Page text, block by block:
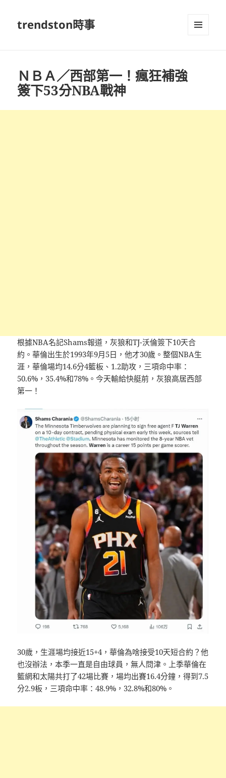
trendston時事
ＮＢＡ／西部第一！瘋狂補強
簽下53分NBA戰神
根據NBA名記Shams報道，灰狼和TJ-沃倫簽下10天合
約。華倫出生於1993年9月5日，他才30歲。整個NBA生
涯，華倫場均14.6分4籃板、1.2助攻，三項命中率：
50.6%，35.4%和78%。今天輸給快艇前，灰狼高居西部
第一！
30歲，生涯場均接近15+4，華倫為啥接受10天短合約？他
也沒辦法，本季一直是自由球員，無人問津。上季華倫在
籃網和太陽共打了42場比賽，場均出賽16.4分鐘，得到7.5
分2.9板，三項命中率：48.9%，32.8%和80%。